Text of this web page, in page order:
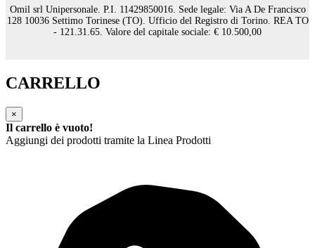
Omil srl Unipersonale. P.I. 11429850016. Sede legale: Via A De Francisco
128 10036 Settimo Torinese (TO). Ufficio del Registro di Torino. REA TO
- 121.31.65. Valore del capitale sociale: € 10.500,00
CARRELLO
×
Il carrello è vuoto!
Aggiungi dei prodotti tramite la Linea Prodotti